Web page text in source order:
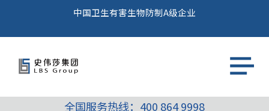
中国卫生有害生物防制A级企业
全国服务热线： 400 864 9998